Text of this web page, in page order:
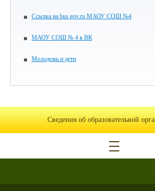
Ссылка на bus.gov.ru МАОУ СОШ №4
МАОУ СОШ № 4 в ВК
Молодежь и дети
Сведения об образовательной